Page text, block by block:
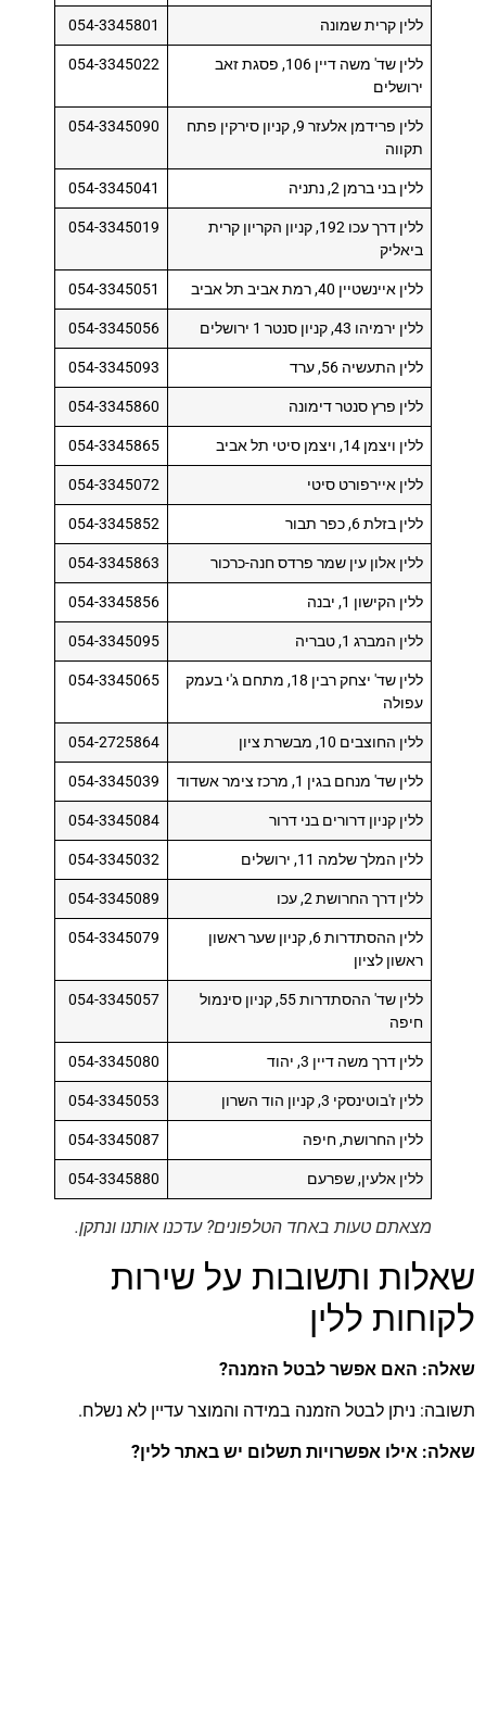
ללין קרית שמונה 054-3345801
ללין שד' משה דיין 106, פסגת זאב
ירושלים
054-3345022
ללין פרידמן אלעזר 9, קניון סירקין פתח
תקווה
054-3345090
ללין בני ברמן 2, נתניה 054-3345041
ללין דרך עכו 192, קניון הקריון קרית
ביאליק
054-3345019
ללין איינשטיין 40, רמת אביב תל אביב 054-3345051
ללין ירמיהו 43, קניון סנטר 1 ירושלים 054-3345056
ללין התעשיה 56, ערד 054-3345093
ללין פרץ סנטר דימונה 054-3345860
ללין ויצמן 14, ויצמן סיטי תל אביב 054-3345865
ללין איירפורט סיטי 054-3345072
ללין בזלת 6, כפר תבור 054-3345852
ללין אלון עין שמר פרדס חנה-כרכור 054-3345863
ללין הקישון 1, יבנה 054-3345856
ללין המברג 1, טבריה 054-3345095
ללין שד' יצחק רבין 18, מתחם ג'י בעמק
עפולה
054-3345065
ללין החוצבים 10, מבשרת ציון 054-2725864
ללין שד' מנחם בגין 1, מרכז צימר אשדוד 054-3345039
ללין קניון דרורים בני דרור 054-3345084
ללין המלך שלמה 11, ירושלים 054-3345032
ללין דרך החרושת 2, עכו 054-3345089
ללין ההסתדרות 6, קניון שער ראשון
ראשון לציון
054-3345079
ללין שד' ההסתדרות 55, קניון סינמול
חיפה
054-3345057
ללין דרך משה דיין 3, יהוד 054-3345080
ללין ז'בוטינסקי 3, קניון הוד השרון 054-3345053
ללין החרושת, חיפה 054-3345087
ללין אלעין, שפרעם 054-3345880
מצאתם טעות באחד הטלפונים? עדכנו אותנו ונתקן.
שאלות ותשובות על שירות
לקוחות ללין
שאלה: האם אפשר לבטל הזמנה?
תשובה: ניתן לבטל הזמנה במידה והמוצר עדיין לא נשלח.
שאלה: אילו אפשרויות תשלום יש באתר ללין?